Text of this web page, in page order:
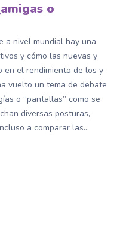
o
a nivel mundial hay una
y cómo las nuevas y
en el rendimiento de los y
vuelto un tema de debate
o “pantallas” como se
diversas posturas,
a comparar las...